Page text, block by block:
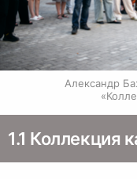
Александр
1.1 Коллекция